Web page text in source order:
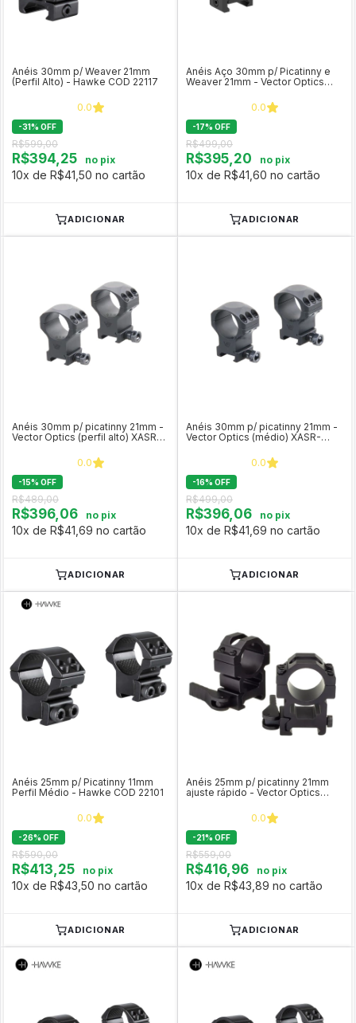
Anéis 30mm p/ Weaver 21mm
(Perfil Alto) - Hawke COD 22117
0.0
-31% OFF
R$599,00
R$394,25 no pix
10x de R$41,50 no cartão
ADICIONAR
Anéis Aço 30mm p/ Picatinny e
Weaver 21mm - Vector Optics
0.0
-17% OFF
R$499,00
R$395,20 no pix
10x de R$41,60 no cartão
ADICIONAR
Anéis 30mm p/ picatinny 21mm -
Vector Optics (perfil alto) XASR-
0.0
-15% OFF
R$489,00
R$396,06 no pix
10x de R$41,69 no cartão
ADICIONAR
Anéis 30mm p/ picatinny 21mm -
Vector Optics (médio) XASR-
0.0
-16% OFF
R$499,00
R$396,06 no pix
10x de R$41,69 no cartão
ADICIONAR
Anéis 25mm p/ Picatinny 11mm
Perfil Médio - Hawke COD 22101
0.0
-26% OFF
R$590,00
R$413,25 no pix
10x de R$43,50 no cartão
ADICIONAR
Anéis 25mm p/ picatinny 21mm
ajuste rápido - Vector Optics
0.0
-21% OFF
R$559,00
R$416,96 no pix
10x de R$43,89 no cartão
ADICIONAR